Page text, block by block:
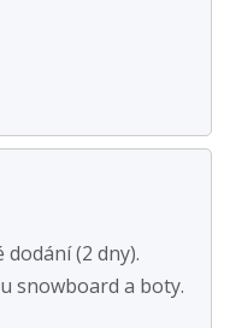
(2 dny).
snowboard a boty.